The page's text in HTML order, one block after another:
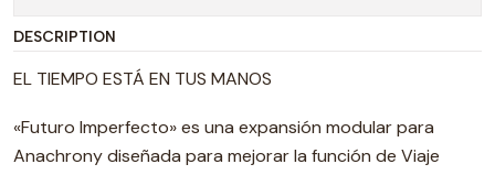
DESCRIPTION
EL TIEMPO ESTÁ EN TUS MANOS
«Futuro Imperfecto» es una expansión modular para
Anachrony diseñada para mejorar la función de Viaje